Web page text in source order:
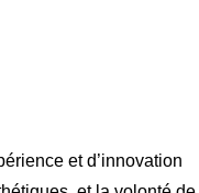
et d’innovation